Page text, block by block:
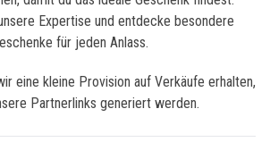
Expertise und entdecke besondere
für jeden Anlass.
eine kleine Provision auf Verkäufe erhalten,
Partnerlinks generiert werden.